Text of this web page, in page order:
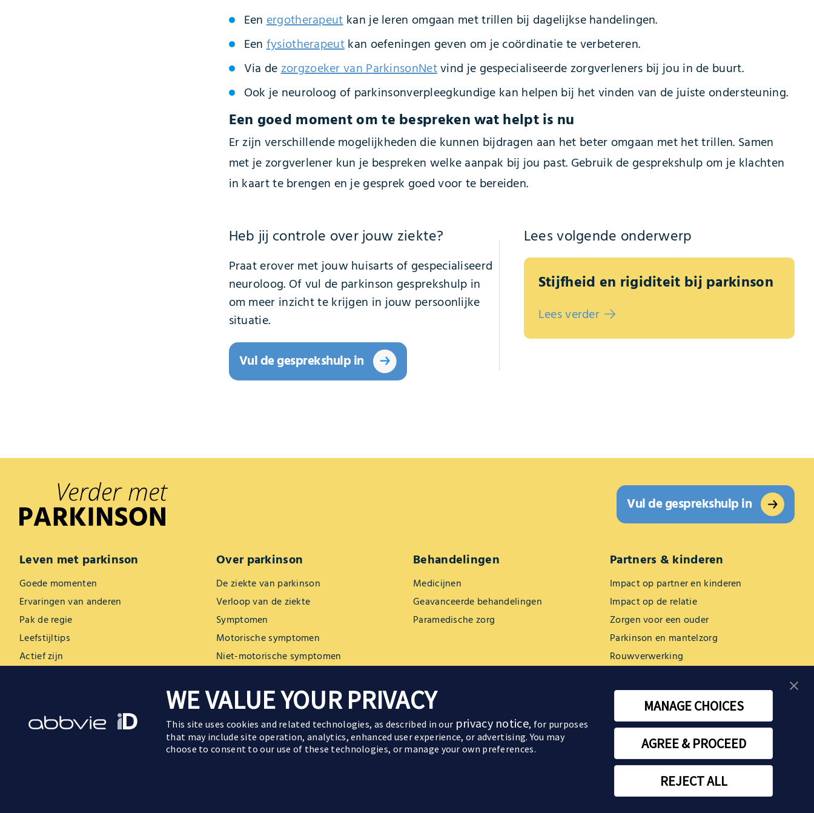
Eenergotherapeutkan je leren omgaan met trillen bij dagelijkse handelingen.
Eenfysiotherapeutkan oefeningen geven om je coördinatie te verbeteren.
Via dezorgzoeker van ParkinsonNetvind je gespecialiseerde zorgverleners bij jou in de buurt.
Ook je neuroloog of parkinsonverpleegkundige kan helpen bij het vinden van de juiste ondersteuning.
Een goed moment om te bespreken wat helpt is nu
Er zijn verschillende mogelijkheden die kunnen bijdragen aan het beter omgaan met het trillen. Samen
met je zorgverlener kun je bespreken welke aanpak bij jou past. Gebruik de gesprekshulp om je klachten
in kaart te brengen en je gesprek goed voor te bereiden.
Heb jij controle over jouw ziekte?
Praat erover met jouw huisarts of gespecialiseerd
neuroloog. Of vul de parkinson gesprekshulp in
om meer inzicht te krijgen in jouw persoonlijke
situatie.
Vul de gesprekshulp in
Lees volgende onderwerp
Stijfheid en rigiditeit bij parkinson
Lees verder
Vul de gesprekshulp in
Leven met parkinson
Goede momenten
Ervaringen van anderen
Pak de regie
Leefstijltips
Actief zijn
Over parkinson
De ziekte van parkinson
Verloop van de ziekte
Symptomen
Motorische symptomen
Niet-motorische symptomen
Behandelingen
Medicijnen
Geavanceerde behandelingen
Paramedische zorg
Partners & kinderen
Impact op partner en kinderen
Impact op de relatie
Zorgen voor een ouder
Parkinson en mantelzorg
Rouwverwerking
Sommige beelden en personages op deze website zijn AI-gegenereerd of dienen uitsluitend ter illustratie.
Gebruikersvoorwaarden Privacy Contact
WE VALUE YOUR PRIVACY
This site uses cookies and related technologies, as described in our privacy notice, for purposes
that may include site operation, analytics, enhanced user experience, or advertising. You may
choose to consent to our use of these technologies, or manage your own preferences.
MANAGE CHOICES
AGREE & PROCEED
REJECT ALL